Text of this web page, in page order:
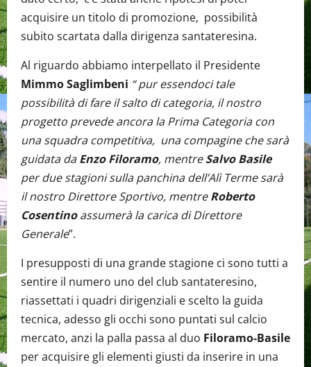
acquisire un titolo di promozione, possibilità
subito scartata dalla dirigenza santateresina.
Al riguardo abbiamo interpellato il Presidente
Mimmo Saglimbeni “ pur essendoci tale
possibilità di fare il salto di categoria, il nostro
progetto prevede ancora la Prima Categoria con
una squadra competitiva, una compagine che sarà
guidata daEnzo Filoramo, mentreSalvo Basile
per due stagioni sulla panchina dell’Alì Terme sarà
il nostro Direttore Sportivo, mentreRoberto
Cosentinoassumerà la carica di Direttore
Generale”.
I presupposti di una grande stagione ci sono tutti a
sentire il numero uno del club santateresino,
riassettati i quadri dirigenziali e scelto la guida
tecnica, adesso gli occhi sono puntati sul calcio
mercato, anzi la palla passa al duo Filoramo-Basile
per acquisire gli elementi giusti da inserire in una